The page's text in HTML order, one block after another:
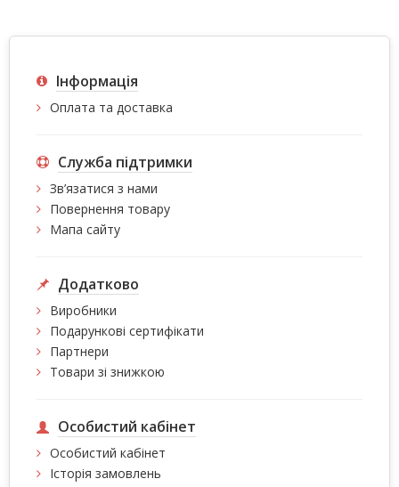
Інформація
Оплата та доставка
Служба підтримки
Зв’язатися з нами
Повернення товару
Мапа сайту
Додатково
Виробники
Подарункові сертифікати
Партнери
Товари зі знижкою
Особистий кабінет
Особистий кабінет
Історія замовлень